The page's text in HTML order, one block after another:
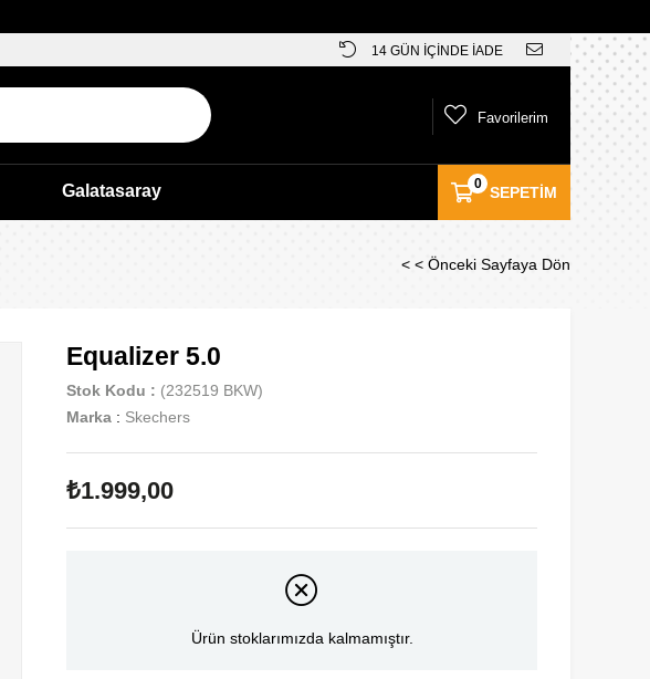
14 GÜN İÇİNDE İADE
SEPETIM
0
Favorilerim
Galatasaray
< < Önceki Sayfaya Dön
Equalizer 5.0
Stok Kodu
(232519 BKW)
Marka : Skechers
₺1.999,00
Ürün stoklarımızda kalmamıştır.